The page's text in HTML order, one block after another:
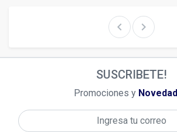
chevron_left chevron_right
SUSCRIBETE!
Promociones y